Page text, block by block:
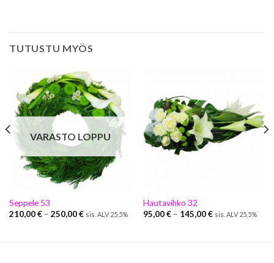
TUTUSTU MYÖS
VARASTO LOPPU
Seppele 53
210,00€– 250,00€ sis. ALV 25,5%
Hautavihko 32
95,00€– 145,00€ sis. ALV 25,5%